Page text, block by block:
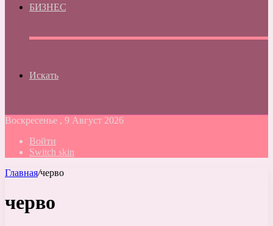
БИЗНЕС
Искать
Воскресенье , 9 Август 2026
Войти
Switch skin
Главная/черво
черво